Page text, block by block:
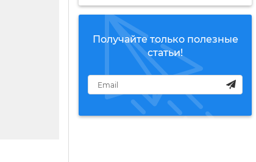
Получайте только полезные
статьи!